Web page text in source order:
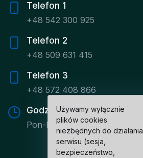
Telefon 1
+48 542 300 925
Telefon 2
+48 509 631 415
Telefon 3
+48 572 408 866
Godziny pracy
Pon-Pt: 8:00 - 16:00
Używamy wyłącznie
plików cookies
niezbędnych do działania
serwisu (sesja,
bezpieczeństwo,